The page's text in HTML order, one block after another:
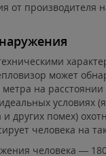
от производителя
может
на
условиях
и других помех)
человека на
человека —